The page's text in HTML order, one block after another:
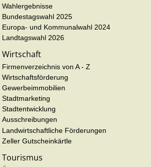
Wahlergebnisse
Bundestagswahl 2025
Europa- und Kommunalwahl 2024
Landtagswahl 2026
Wirtschaft
Firmenverzeichnis von A - Z
Wirtschaftsförderung
Gewerbeimmobilien
Stadtmarketing
Stadtentwicklung
Ausschreibungen
Landwirtschaftliche Förderungen
Zeller Gutscheinkärtle
Tourismus